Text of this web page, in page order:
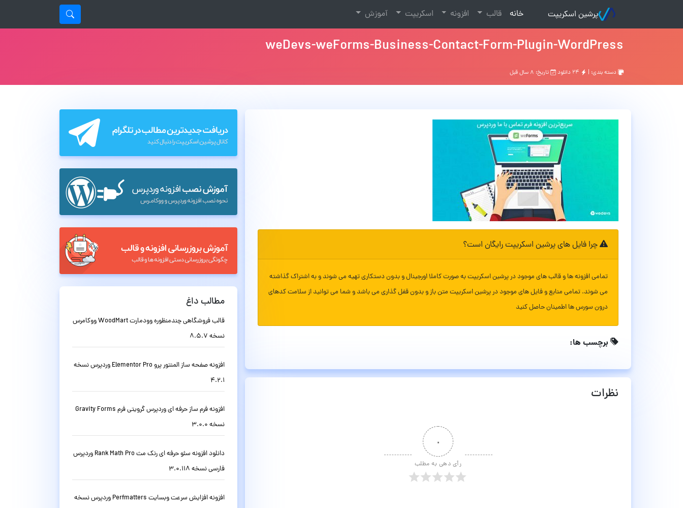
پرشین اسکریپت خانه
(current) قالب افزونه اسکریپت آموزش
weDevs-weForms-Business-Contact-Form-Plugin-WordPress
دسته بندی: | تاریخ: ۸ سال قبل
چرا فایل های پرشین اسکریپت رایگان است؟
تمامی افزونه ها و قالب های موجود در پرشین اسکریپت به صورت کاملا اورجینال و بدون دستکاری تهیه می شوند و به اشتراک گذاشته
می شوند. تمامی منابع و فایل های موجود در پرشین اسکریپت متن باز و بدون قفل گذاری می باشد و شما می توانید از سلامت کدهای
درون سورس ها اطمینان حاصل کنید
برچسب ها:
نظرات
۰
رأی دهی به مطلب
مطالب داغ
قالب فروشگاهی چندمنظوره وودمارت WoodMart ووکامرس
نسخه 8.5.7
افزونه صفحه ساز المنتور پرو Elementor Pro وردپرس نسخه
4.2.1
افزونه فرم ساز حرفه ای وردپرس گرویتی فرم Gravity Forms
نسخه 3.0.0
دانلود افزونه سئو حرفه ای رنک مث Rank Math Pro وردپرس
فارسی نسخه 3.0.118
افزونه افزایش سرعت وبسایت Perfmatters وردپرس نسخه